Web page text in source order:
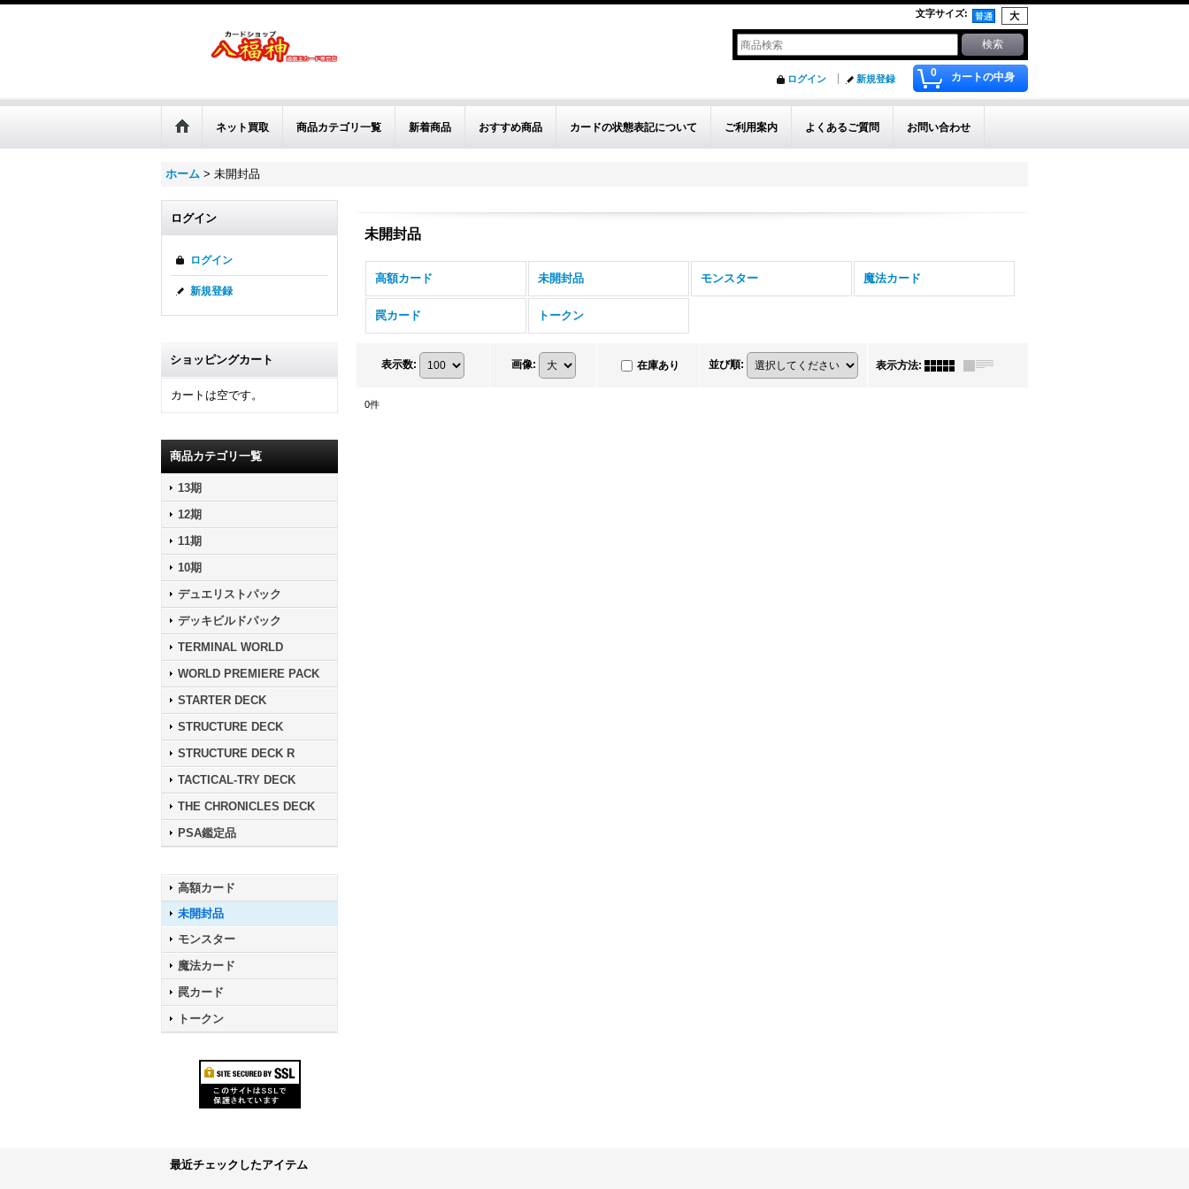
文字サイズ:
0 カートの中身
ログイン 新規登録
ネット買取 商品カテゴリ一覧 新着商品 おすすめ商品 カードの状態表記について ご利用案内 よくあるご質問 お問い合わせ
ホーム > 未開封品
ログイン
ログイン
新規登録
ショッピングカート
カートは空です。
商品カテゴリ一覧
13期
12期
11期
10期
デュエリストパック
デッキビルドパック
TERMINAL WORLD
WORLD PREMIERE PACK
STARTER DECK
STRUCTURE DECK
STRUCTURE DECK R
TACTICAL-TRY DECK
THE CHRONICLES DECK
PSA鑑定品
高額カード
未開封品
モンスター
魔法カード
罠カード
トークン
未開封品
高額カード 未開封品 モンスター 魔法カード
罠カード トークン
表示数: 画像: 在庫あり 並び順: 表示方法:
0件
最近チェックしたアイテム